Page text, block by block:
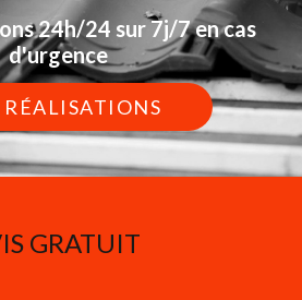
24h/24 sur 7j/7 en cas
d'urgence
RÉALISATIONS
GRATUIT